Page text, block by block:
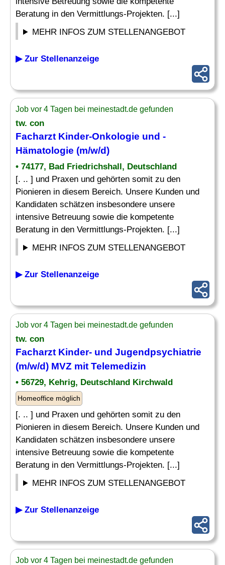
Beratung in den Vermittlungs-Projekten. [...]
MEHR INFOS ZUM STELLENANGEBOT
▶ Zur Stellenanzeige
Job vor 4 Tagen bei meinestadt.de gefunden
tw. con
Facharzt Kinder-Onkologie und -
Hämatologie (m/w/d)
• 74177, Bad Friedrichshall, Deutschland
[. .. ] und Praxen und gehörten somit zu den
Pionieren in diesem Bereich. Unsere Kunden und
Kandidaten schätzen insbesondere unsere
intensive Betreuung sowie die kompetente
Beratung in den Vermittlungs-Projekten. [...]
MEHR INFOS ZUM STELLENANGEBOT
▶ Zur Stellenanzeige
Job vor 4 Tagen bei meinestadt.de gefunden
tw. con
Facharzt Kinder- und Jugendpsychiatrie
(m/w/d) MVZ mit Telemedizin
• 56729, Kehrig, Deutschland Kirchwald
Homeoffice möglich
[. .. ] und Praxen und gehörten somit zu den
Pionieren in diesem Bereich. Unsere Kunden und
Kandidaten schätzen insbesondere unsere
intensive Betreuung sowie die kompetente
Beratung in den Vermittlungs-Projekten. [...]
MEHR INFOS ZUM STELLENANGEBOT
▶ Zur Stellenanzeige
Job vor 4 Tagen bei meinestadt.de gefunden